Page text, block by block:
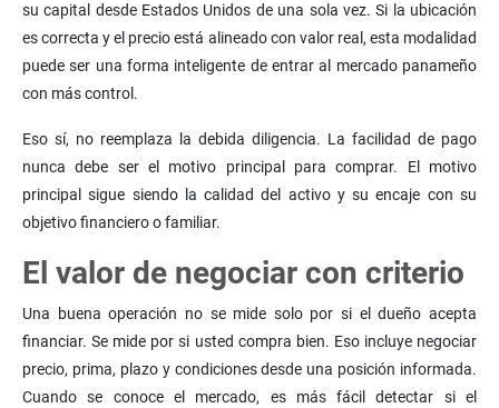
su capital desde Estados Unidos de una sola vez. Si la ubicación
es correcta y el precio está alineado con valor real, esta modalidad
puede ser una forma inteligente de entrar al mercado panameño
con más control.
Eso sí, no reemplaza la debida diligencia. La facilidad de pago
nunca debe ser el motivo principal para comprar. El motivo
principal sigue siendo la calidad del activo y su encaje con su
objetivo financiero o familiar.
El valor de negociar con criterio
Una buena operación no se mide solo por si el dueño acepta
financiar. Se mide por si usted compra bien. Eso incluye negociar
precio, prima, plazo y condiciones desde una posición informada.
Cuando se conoce el mercado, es más fácil detectar si el